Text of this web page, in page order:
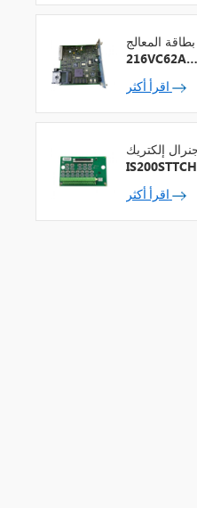
بطاقة المعالج ABB
216VC62A
إلكتريك